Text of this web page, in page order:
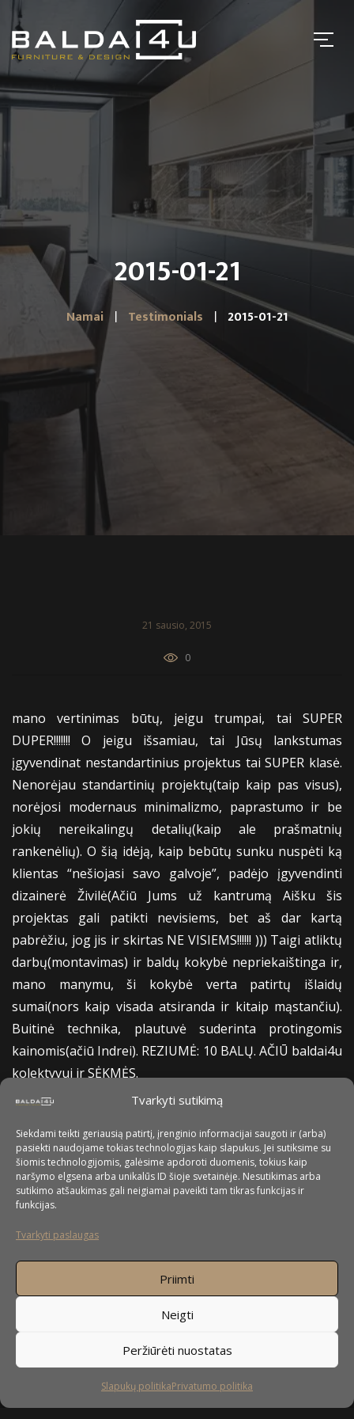
Tvarkyti sutikimą
Siekdami teikti geriausią patirtį, įrenginio informacijai saugoti ir (arba)
pasiekti naudojame tokias technologijas kaip slapukus. Jei sutiksime su
šiomis technologijomis, galėsime apdoroti duomenis, tokius kaip
naršymo elgsena arba unikalūs ID šioje svetainėje. Nesutikimas arba
sutikimo atšaukimas gali neigiamai paveikti tam tikras funkcijas ir
funkcijas.
Tvarkyti paslaugas
Priimti
Neigti
Peržiūrėti nuostatas
Slapukų politikaPrivatumo politika
2015-01-21
Namai Testimonials 2015-01-21
21 sausio, 2015
0
mano vertinimas būtų, jeigu trumpai, tai SUPER
DUPER!!!!!!! O jeigu išsamiau, tai Jūsų lankstumas
įgyvendinat nestandartinius projektus tai SUPER klasė.
Nenorėjau standartinių projektų(taip kaip pas visus),
norėjosi modernaus minimalizmo, paprastumo ir be
jokių nereikalingų detalių(kaip ale prašmatnių
rankenėlių). O šią idėją, kaip bebūtų sunku nuspėti ką
klientas “nešiojasi savo galvoje”, padėjo įgyvendinti
dizainerė Živilė(Ačiū Jums už kantrumą Aišku šis
projektas gali patikti nevisiems, bet aš dar kartą
pabrėžiu, jog jis ir skirtas NE VISIEMS!!!!!! ))) Taigi atliktų
darbų(montavimas) ir baldų kokybė nepriekaištinga ir,
mano manymu, ši kokybė verta patirtų išlaidų
sumai(nors kaip visada atsiranda ir kitaip mąstančiu).
Buitinė technika, plautuvė suderinta protingomis
kainomis(ačiū Indrei). REZIUMĖ: 10 BALŲ. AČIŪ baldai4u
kolektyvui ir SĖKMĖS.
Sekite mus